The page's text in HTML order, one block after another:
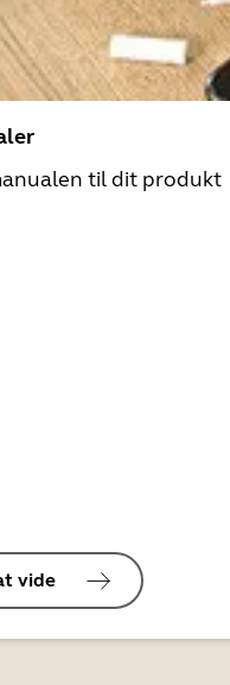
til dit produkt
vide